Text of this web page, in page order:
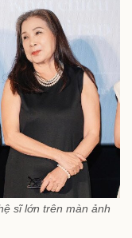
sĩ lớn trên màn ảnh